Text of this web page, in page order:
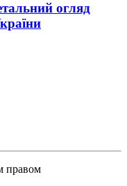
огляд
правом